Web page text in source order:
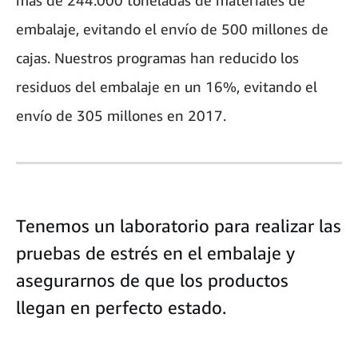
embalaje, evitando el envío de 500 millones de
cajas. Nuestros programas han reducido los
residuos del embalaje en un 16%, evitando el
envío de 305 millones en 2017.
Tenemos un laboratorio para realizar las
pruebas de estrés en el embalaje y
asegurarnos de que los productos
llegan en perfecto estado.